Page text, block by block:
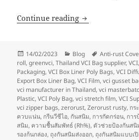
Continue reading What is
Posted
on
14/02/2023 Categories
Blog Tags
Anti-rust
roll,greenvci,Thailand VCI Bag supplier,VCI
Packaging,VCI Box Liner Poly Bags,VCI
Export Box Liner Bag,VCI Film,vci gusset
vci manufacturer in Thailand,vci
Plastic,VCI Poly Bag,vci stretch film,VCI
vci zipper bags,zerorust,Zerorust rusty, กร
ควบแน่น, กรีนวีซีไอ, กันสนิม, การกัดกร่อน, การ
สนิม, ความชื้นสัมพัทธ์ (Rh%), ตัวช่วยป้องกันสนิ
รองก้นกล่อง, ถุงกันสนิมส่งออก, ถุงกันสนิมแบบเ